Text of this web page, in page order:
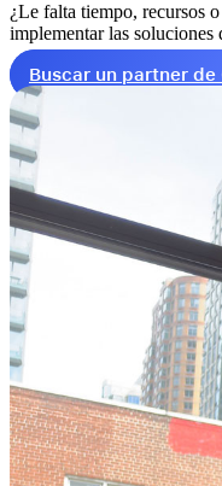
¿Le falta tiempo, recursos
implementar las soluciones
Buscar un partner de